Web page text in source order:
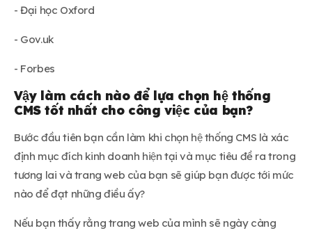
- Đại học Oxford
- Gov.uk
- Forbes
Vậy làm cách nào để lựa chọn hệ thống
CMS tốt nhất cho công việc của bạn?
Bước đầu tiên bạn cần làm khi chọn hệ thống CMS là xác
định mục đích kinh doanh hiện tại và mục tiêu đề ra trong
tương lai và trang web của bạn sẽ giúp bạn được tới mức
nào để đạt những điều ấy?
Nếu bạn thấy rằng trang web của mình sẽ ngày càng